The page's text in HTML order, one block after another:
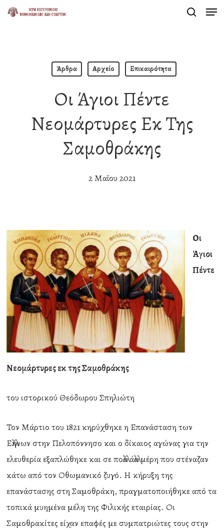
Skip
Άρθρα Αρχείο Επικαιρότητα
Οι Άγιοι Πέντε
Νεομάρτυρες Εκ Της
Σαμοθράκης
2 Μαΐου 2021
Οι
Άγιοι
Πέντε
Νεομάρτυρες εκ της Σαμοθράκης
του ιστορικού Θεόδωρου Σπηλιώτη
Τον Μάρτιο του 1821 κηρύχθηκε η Επανάσταση των
Ελλήνων στην Πελοπόννησο και ο δίκαιος αγώνας για την
ελευθερία εξαπλώθηκε και σε πολλά άλλα μέρη που στέναζαν
κάτω από τον Οθωμανικό ζυγό. Η κήρυξη της
επανάστασης στη Σαμοθράκη, πραγματοποιήθηκε από τα
τοπικά μυημένα μέλη της Φιλικής εταιρίας. Οι
Σαμοθρακίτες είχαν επαφές με συμπατριώτες τους στην